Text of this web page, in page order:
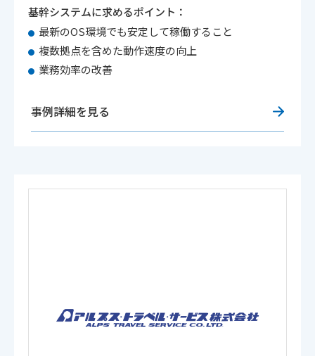
基幹システムに求めるポイント：
最新のOS環境でも安定して稼働すること
複数拠点を含めた動作速度の向上
業務効率の改善
事例詳細を見る